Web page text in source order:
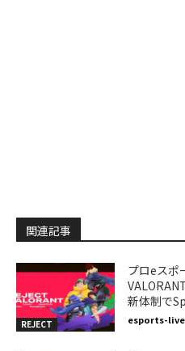
関連記事
REJECT
プロeスポ
新体制で
esports-